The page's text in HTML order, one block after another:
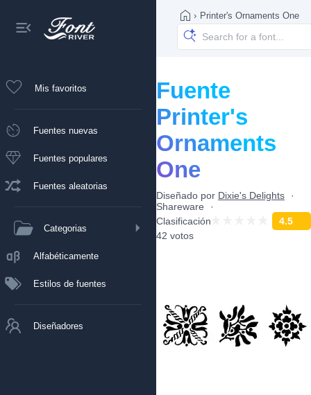
Mis favoritos
Fuentes nuevas
Fuentes populares
Fuentes aleatorias
Categorias
Alfabéticamente
Estilos de fuentes
Diseñadores
› Printer's Ornaments One
Fuente
Printer's
Ornaments
One
Diseñado por Dixie's Delights
Shareware
Clasificación
4.5
42 votos